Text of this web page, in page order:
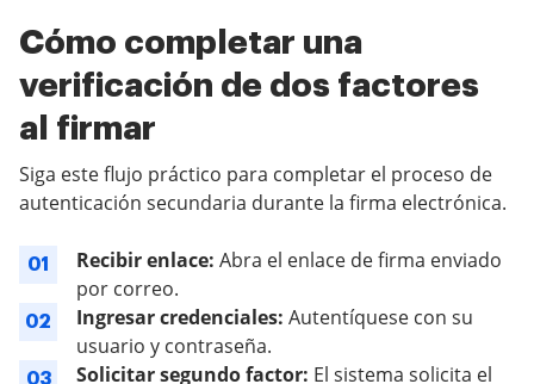
Cómo completar una
verificación de dos factores
al firmar
Siga este flujo práctico para completar el proceso de
autenticación secundaria durante la firma electrónica.
01 Recibir enlace: Abra el enlace de firma enviado
por correo.
02 Ingresar credenciales: Autentíquese con su
usuario y contraseña.
03 Solicitar segundo factor: El sistema solicita el